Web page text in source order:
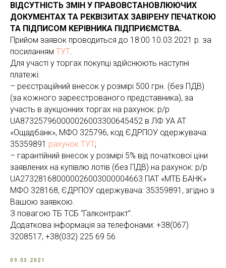
ВІДСУТНІСТЬ ЗМІН У ПРАВОВСТАНОВЛЮЮЧИХ
ДОКУМЕНТАХ ТА РЕКВІЗИТАХ ЗАВІРЕНУ ПЕЧАТКОЮ
ТА ПІДПИСОМ КЕРІВНИКА ПІДПРИЄМСТВА.
Прийом заявок проводиться до 18:00 10.03.2021 р. за
посиланням ТУТ.
Для участі у торгах покупці здійснюють наступні
платежі:
– реєстраційний внесок у розмірі 500 грн. (без ПДВ)
(за кожного зареєстрованого представника), за
участь в аукціонних торгах на рахунок: р/р
UA873257960000026003300645452 в ЛФ УА АТ
«Ощадбанк», МФО 325796, код ЄДРПОУ одержувача:
35359891 рахунок ТУТ;
– гарантійний внесок у розмірі 5% від початкової ціни
заявлених на купівлю лотів (без ПДВ) на рахунок: р/р
UA273281680000026003000004663 ПАТ «МТБ БАНК»
МФО 328168, ЄДРПОУ одержувача: 35359891, згідно з
Вашою заявкою.
З повагою ТБ ТСБ “Галконтракт”.
Додаткова інформація за телефонами: +38(067)
3208517, +38(032) 225 69 56
09.03.2021